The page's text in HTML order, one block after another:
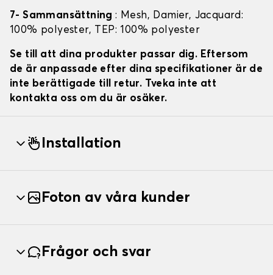
7- Sammansättning: Mesh, Damier, Jacquard:
100% polyester, TEP: 100% polyester
Se till att dina produkter passar dig. Eftersom
de är anpassade efter dina specifikationer är de
inte berättigade till retur. Tveka inte att
kontakta oss om du är osäker.
Installation
Foton av våra kunder
Frågor och svar